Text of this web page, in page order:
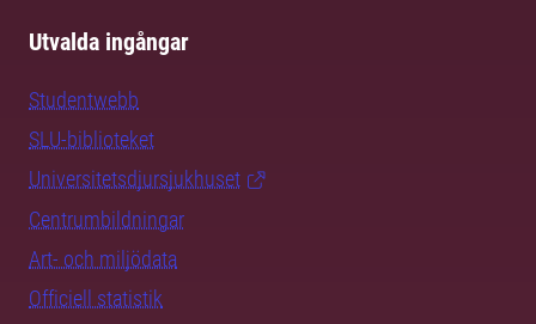
Utvalda ingångar
Studentwebb
SLU-biblioteket
Universitetsdjursjukhuset
Centrumbildningar
Art- och miljödata
Officiell statistik